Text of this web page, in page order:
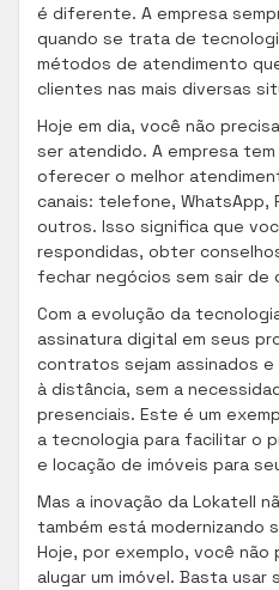
é diferente. A empresa
quando se trata de
métodos de atendimento
clientes nas mais diversas
Hoje em dia, você não
ser atendido. A empresa
oferecer o melhor
canais: telefone, WhatsApp,
outros. Isso significa que
respondidas, obter
fechar negócios sem sair de
Com a evolução da
assinatura digital em seus
contratos sejam assinados
à distância, sem a
presenciais. Este é um
a tecnologia para facilitar o
e locação de imóveis para
Mas a inovação da Lokatell
também está modernizando
Hoje, por exemplo, você não
alugar um imóvel. Basta